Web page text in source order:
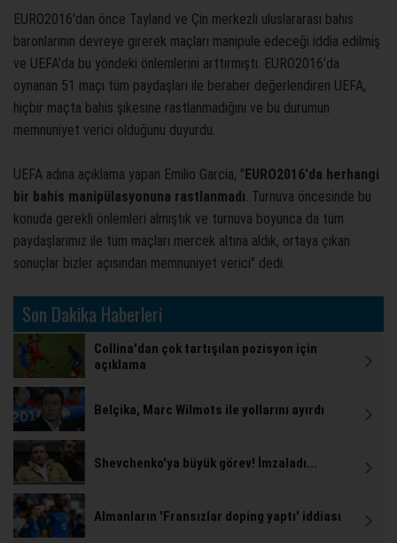
EURO2016'dan önce Tayland ve Çin merkezli uluslararası bahis
baronlarının devreye girerek maçları manipule edeceği iddia edilmiş
ve UEFA'da bu yöndeki önlemlerini arttırmıştı. EURO2016'da
oynanan 51 maçı tüm paydaşları ile beraber değerlendiren UEFA,
hiçbir maçta bahis şikesine rastlanmadığını ve bu durumun
memnuniyet verici olduğunu duyurdu.
UEFA adına açıklama yapan Emilio Garcia, "EURO2016'da herhangi
bir bahis manipülasyonuna rastlanmadı . Turnuva öncesinde bu
konuda gerekli önlemleri almıştık ve turnuva boyunca da tüm
paydaşlarımız ile tüm maçları mercek altına aldık, ortaya çıkan
sonuçlar bizler açısından memnuniyet verici" dedi.
Son Dakika Haberleri
Collina'dan çok tartışılan pozisyon için
açıklama
Belçika, Marc Wilmots ile yollarını ayırdı
Shevchenko'ya büyük görev! İmzaladı...
Almanların 'Fransızlar doping yaptı' iddiası